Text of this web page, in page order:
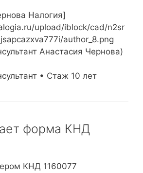
Налогия]
upload/iblock/cad/n2sr
author_8.png
Анастасия Чернова)
• Стаж 10 лет
форма КНД
КНД 1160077